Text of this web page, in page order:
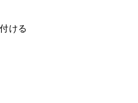
ける